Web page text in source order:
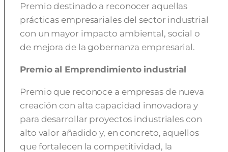
Premio destinado a reconocer aquellas
prácticas empresariales del sector industrial
con un mayor impacto ambiental, social o
de mejora de la gobernanza empresarial.
Premio al Emprendimiento industrial
Premio que reconoce a empresas de nueva
creación con alta capacidad innovadora y
para desarrollar proyectos industriales con
alto valor añadido y, en concreto, aquellos
que fortalecen la competitividad, la